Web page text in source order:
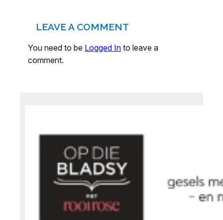
LEAVE A COMMENT
You need to be Logged In to leave a
comment.